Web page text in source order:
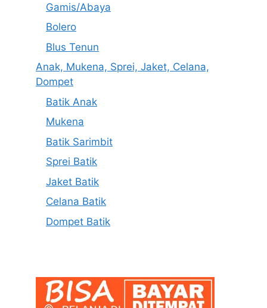
Gamis/Abaya
Bolero
Blus Tenun
Anak, Mukena, Sprei, Jaket, Celana,
Dompet
Batik Anak
Mukena
Batik Sarimbit
Sprei Batik
Jaket Batik
Celana Batik
Dompet Batik